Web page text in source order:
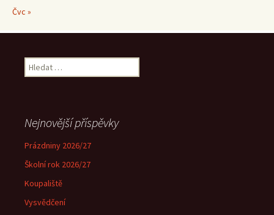
Čvc »
Vyhledávání
Nejnovější příspěvky
Prázdniny 2026/27
Školní rok 2026/27
Koupaliště
Vysvědčení